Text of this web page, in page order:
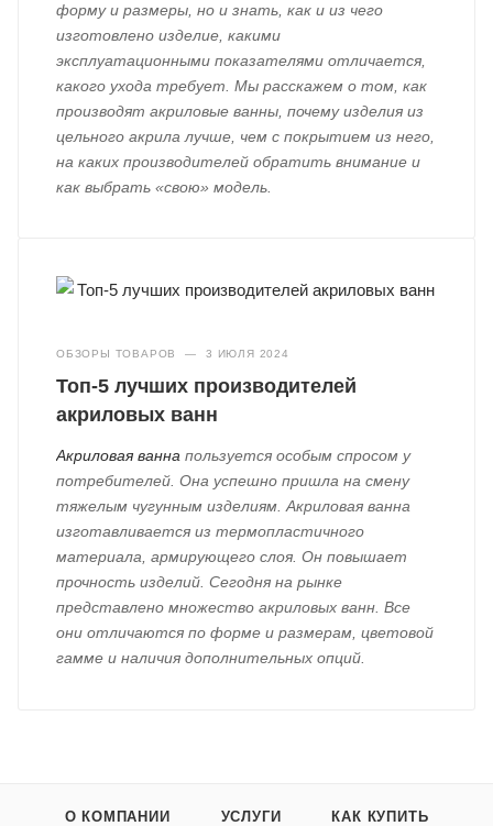
форму и размеры, но и знать, как и из чего
изготовлено изделие, какими
эксплуатационными показателями отличается,
какого ухода требует. Мы расскажем о том, как
производят акриловые ванны, почему изделия из
цельного акрила лучше, чем с покрытием из него,
на каких производителей обратить внимание и
как выбрать «свою» модель.
ОБЗОРЫ ТОВАРОВ — 3 ИЮЛЯ 2024
Топ-5 лучших производителей
акриловых ванн
Акриловая ванна пользуется особым спросом у
потребителей. Она успешно пришла на смену
тяжелым чугунным изделиям. Акриловая ванна
изготавливается из термопластичного
материала, армирующего слоя. Он повышает
прочность изделий. Сегодня на рынке
представлено множество акриловых ванн. Все
они отличаются по форме и размерам, цветовой
гамме и наличия дополнительных опций.
О КОМПАНИИ УСЛУГИ КАК КУПИТЬ